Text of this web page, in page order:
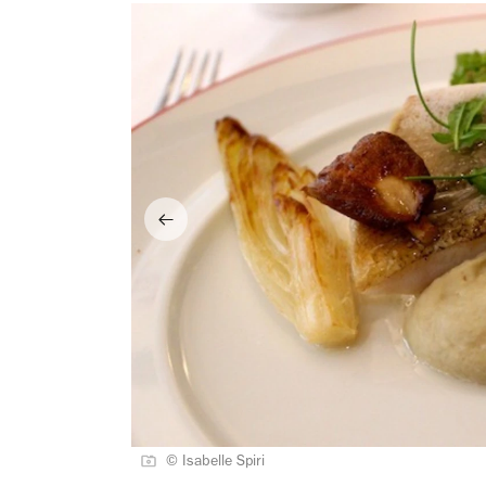
© Isabelle Spiri